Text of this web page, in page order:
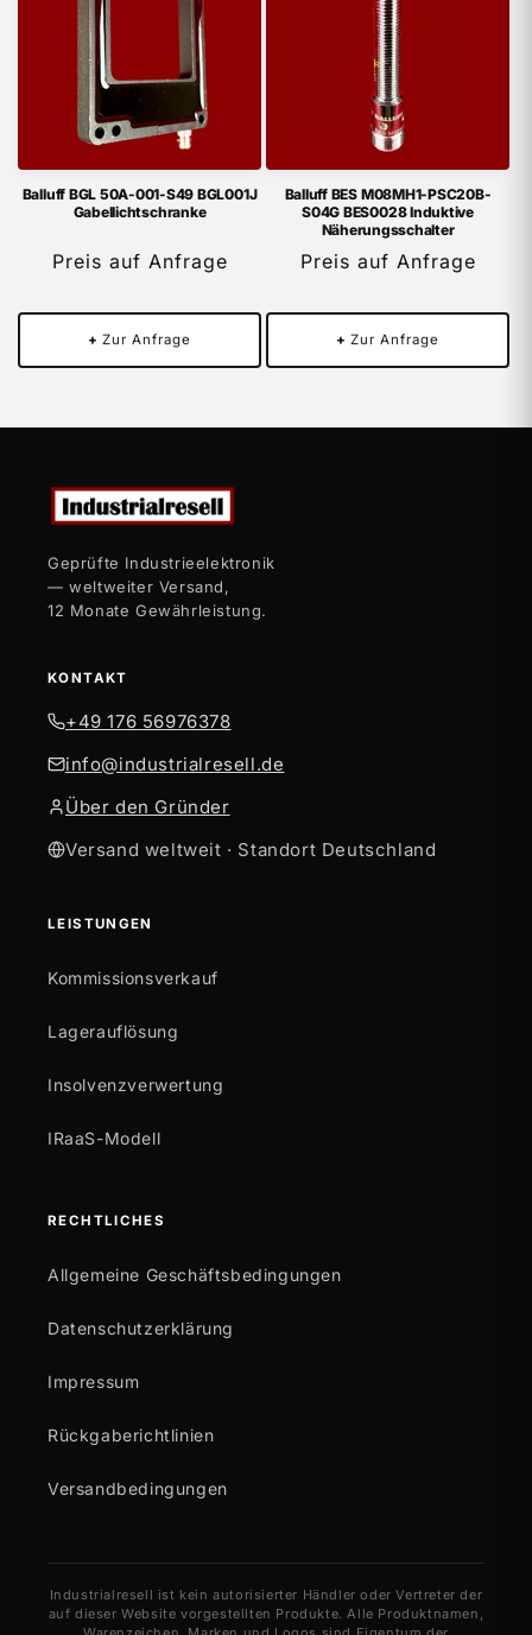
Balluff BGL 50A-001-S49 BGL001J
Gabellichtschranke
Preis auf Anfrage
+ Zur Anfrage
Balluff BES M08MH1-PSC20B-
S04G BES0028 Induktive
Näherungsschalter
Preis auf Anfrage
+ Zur Anfrage
Geprüfte Industrieelektronik
— weltweiter Versand,
12 Monate Gewährleistung.
KONTAKT
+49 176 56976378
info@industrialresell.de
Über den Gründer
Versand weltweit · Standort Deutschland
LEISTUNGEN
Kommissionsverkauf
Lagerauflösung
Insolvenzverwertung
IRaaS-Modell
RECHTLICHES
Allgemeine Geschäftsbedingungen
Datenschutzerklärung
Impressum
Rückgaberichtlinien
Versandbedingungen
Industrialresell ist kein autorisierter Händler oder Vertreter der
auf dieser Website vorgestellten Produkte. Alle Produktnamen,